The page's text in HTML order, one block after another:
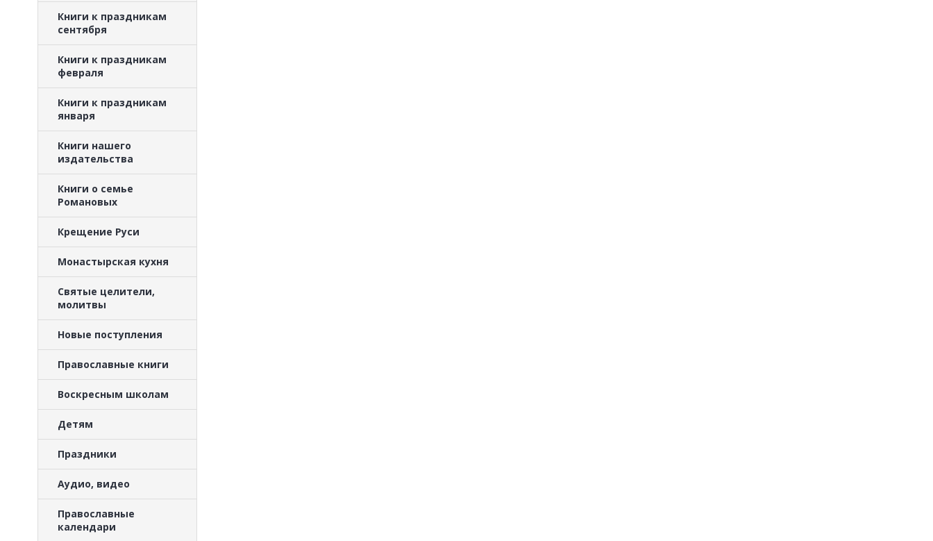
Книги к праздникам
сентября
Книги к праздникам
февраля
Книги к праздникам
января
Книги нашего
издательства
Книги о семье
Романовых
Крещение Руси
Монастырская кухня
Святые целители,
молитвы
Новые поступления
Православные книги
Воскресным школам
Детям
Праздники
Аудио, видео
Православные
календари